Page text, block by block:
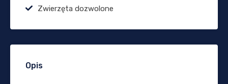
Zwierzęta dozwolone
Opis